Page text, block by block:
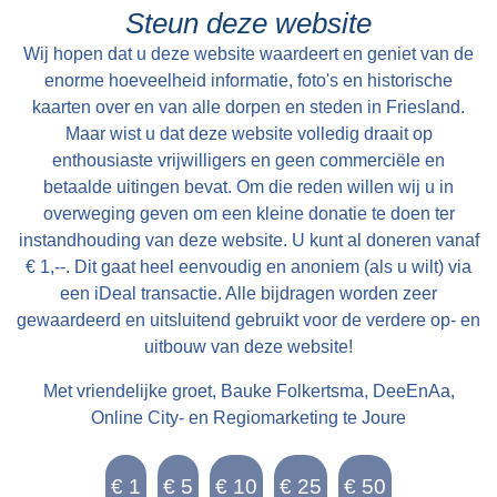
Johan van Eisinga aet 18 Kleinzoon van de
heer Grietman Vegelin van Claerbergen`.
Vegelin van Claerbergen wie doedestiids
grietman fan ‘e grietenij Doniawerstal, wer’t
Goaiïngaryp ta hearde. It bysûndere fan dizze
nije tsjerke binne de seis brânskildere finsters,
makke troch Ype Staak út Snits. Yn elts finster
steane nammen fan bestjoeders en kolleesjes
yn ’e provinsje Fryslân en sels dy fan stêdhâlder
Willem V. Nijsgjirrich oan dit finster is de hjir yn
fermelde spreuk: `Honi soit qui mal i pense`, dy’t
docht tinken oan it Ingelske Keningshûs (orde
van de Engelse kouseband). Op it westen fan
de tsjerke stiet it klokhûs. Yn ‘e beneficiaal
boeken út 1543 wurdt dit klokhûs al neamt. Der
is doedestiids jild lient troch it ferkeapjen fan in
Steun deze website
Wij hopen dat u deze website waardeert en geniet van de
enorme hoeveelheid informatie, foto's en historische
kaarten over en van alle dorpen en steden in Friesland.
Maar wist u dat deze website volledig draait op
enthousiaste vrijwilligers en geen commerciële en
betaalde uitingen bevat. Om die reden willen wij u in
overweging geven om een kleine donatie te doen ter
instandhouding van deze website. U kunt al doneren vanaf
€ 1,--. Dit gaat heel eenvoudig en anoniem (als u wilt) via
een iDeal transactie. Alle bijdragen worden zeer
gewaardeerd en uitsluitend gebruikt voor de verdere op- en
uitbouw van deze website!
Met vriendelijke groet, Bauke Folkertsma, DeeEnAa,
Online City- en Regiomarketing te Joure